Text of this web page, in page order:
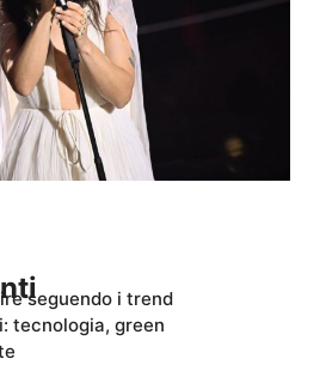
seguendo i trend
tecnologia, green